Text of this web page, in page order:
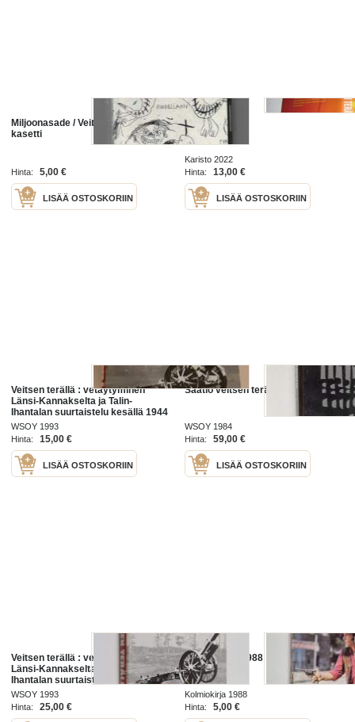
Miljoonasade / Veitsen valossa - C-
kasetti
Hinta: 5,00 €
LISÄÄ OSTOSKORIIN
Veitsen terällä
Karisto 2022
Hinta:
13,00 €
LISÄÄ OSTOSKORIIN
Veitsen terällä : vetäytyminen
Länsi-Kannakselta ja Talin-
Ihantalan suurtaistelu kesällä 1944
WSOY 1993
Hinta:
15,00 €
LISÄÄ OSTOSKORIIN
Säätiö veitsen terällä
WSOY 1984
Hinta:
59,00 €
LISÄÄ OSTOSKORIIN
Veitsen terällä : vetäytyminen
Länsi-Kannakselta ja Talin-
Ihantalan suurtaistelu kesällä 1944
WSOY 1993
Hinta:
25,00 €
Finnwest 10/1988 : Henki veitsen
terällä
Kolmiokirja 1988
Hinta:
5,00 €